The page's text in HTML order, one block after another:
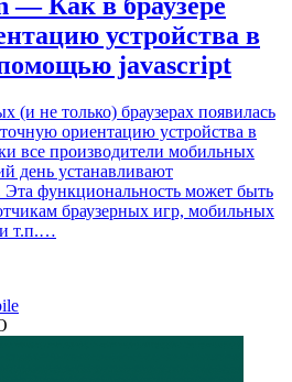
устрoйства в
помощью javascript
не только) браузерах появилась
ориентацию устройства в
все производители мобильных
день устанавливают
Эта функциональность может быть
браузерных игр, мобильных
т.п.…